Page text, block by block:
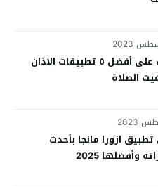
تعرف على أفضل ٥ تطبيقات الاذان
الصلاة
تطبيق ازورا مانجا بأحدث
وأفضلها 2025